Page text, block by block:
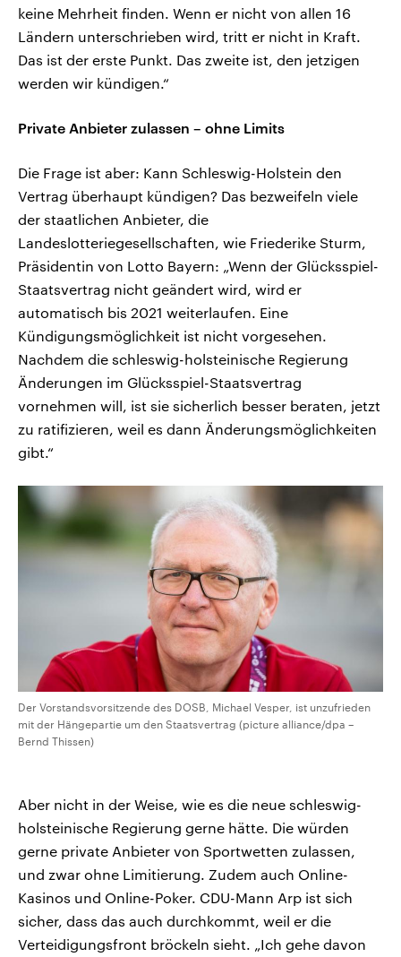
keine Mehrheit finden. Wenn er nicht von allen 16
Ländern unterschrieben wird, tritt er nicht in Kraft.
Das ist der erste Punkt. Das zweite ist, den jetzigen
werden wir kündigen.“
Private Anbieter zulassen – ohne Limits
Die Frage ist aber: Kann Schleswig-Holstein den
Vertrag überhaupt kündigen? Das bezweifeln viele
der staatlichen Anbieter, die
Landeslotteriegesellschaften, wie Friederike Sturm,
Präsidentin von Lotto Bayern: „Wenn der Glücksspiel-
Staatsvertrag nicht geändert wird, wird er
automatisch bis 2021 weiterlaufen. Eine
Kündigungsmöglichkeit ist nicht vorgesehen.
Nachdem die schleswig-holsteinische Regierung
Änderungen im Glücksspiel-Staatsvertrag
vornehmen will, ist sie sicherlich besser beraten, jetzt
zu ratifizieren, weil es dann Änderungsmöglichkeiten
gibt.“
Der Vorstandsvorsitzende des DOSB, Michael Vesper, ist unzufrieden
mit der Hängepartie um den Staatsvertrag (picture alliance/dpa –
Bernd Thissen)
Aber nicht in der Weise, wie es die neue schleswig-
holsteinische Regierung gerne hätte. Die würden
gerne private Anbieter von Sportwetten zulassen,
und zwar ohne Limitierung. Zudem auch Online-
Kasinos und Online-Poker. CDU-Mann Arp ist sich
sicher, dass das auch durchkommt, weil er die
Verteidigungsfront bröckeln sieht. „Ich gehe davon